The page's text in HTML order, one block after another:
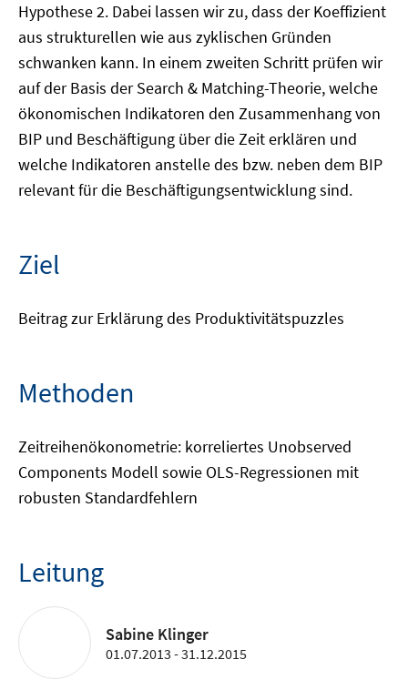
Hypothese 2. Dabei lassen wir zu, dass der Koeffizient
aus strukturellen wie aus zyklischen Gründen
schwanken kann. In einem zweiten Schritt prüfen wir
auf der Basis der Search & Matching-Theorie, welche
ökonomischen Indikatoren den Zusammenhang von
BIP und Beschäftigung über die Zeit erklären und
welche Indikatoren anstelle des bzw. neben dem BIP
relevant für die Beschäftigungsentwicklung sind.
Ziel
Beitrag zur Erklärung des Produktivitätspuzzles
Methoden
Zeitreihenökonometrie: korreliertes Unobserved
Components Modell sowie OLS-Regressionen mit
robusten Standardfehlern
Leitung
Sabine Klinger
01.07.2013 - 31.12.2015